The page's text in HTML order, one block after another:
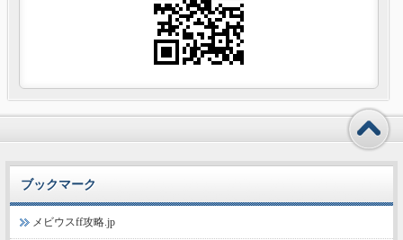
ブックマーク
メビウスff攻略.jp